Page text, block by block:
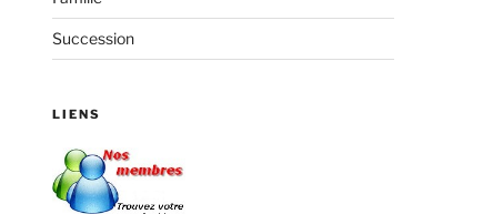
Succession
LIENS